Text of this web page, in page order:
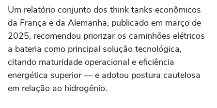
Um relatório conjunto dos think tanks econômicos
da França e da Alemanha, publicado em março de
2025, recomendou priorizar os caminhões elétricos
a bateria como principal solução tecnológica,
citando maturidade operacional e eficiência
energética superior — e adotou postura cautelosa
em relação ao hidrogênio.